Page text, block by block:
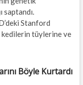
saptandı.
Stanford
kedilerin tüylerine ve
Böyle Kurtardı